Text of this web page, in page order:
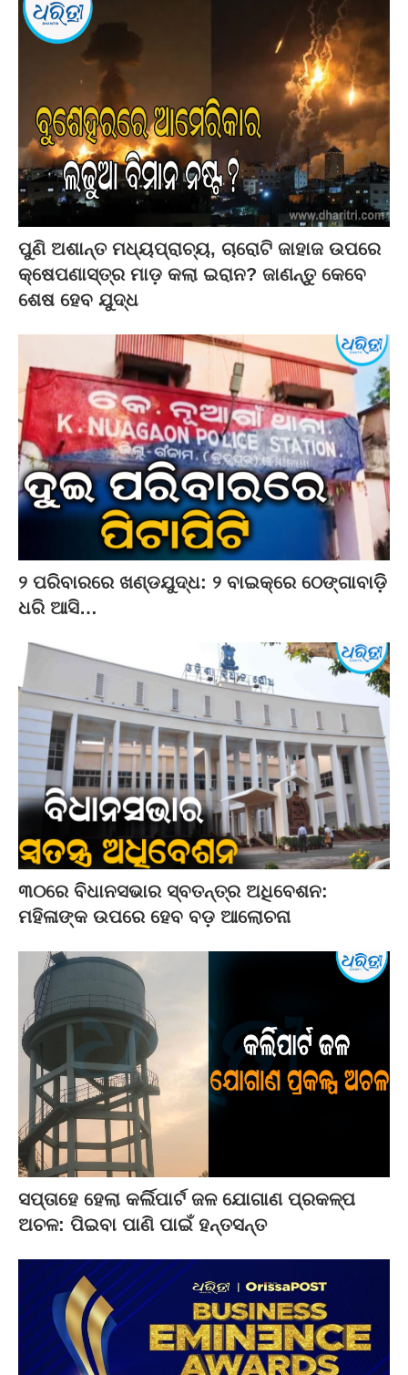
ପୁଣି ଅଶାନ୍ତ ମଧ୍ୟପ୍ରାଚ୍ୟ, ଚାରୋଟି ଜାହାଜ ଉପରେ
କ୍ଷେପଣାସ୍ତ୍ର ମାଡ଼ କଲା ଇରାନ? ଜାଣନ୍ତୁ କେବେ
ଶେଷ ହେବ ଯୁଦ୍ଧ
୨ ପରିବାରରେ ଖଣ୍ଡଯୁଦ୍ଧ: ୨ ବାଇକ୍‌ରେ ଠେଙ୍ଗାବାଡ଼ି
ଧରି ଆସି…
୩୦ରେ ବିଧାନସଭାର ସ୍ବତନ୍ତ୍ର ଅଧିବେଶନ:
ମହିଳାଙ୍କ ଉପରେ ହେବ ବଡ଼ ଆଲୋଚନା
ସପ୍ତାହେ ହେଲା କର୍ଲିପାର୍ଟ ଜଳ ଯୋଗାଣ ପ୍ରକଳ୍ପ
ଅଚଳ: ପିଇବା ପାଣି ପାଇଁ ହନ୍ତସନ୍ତ